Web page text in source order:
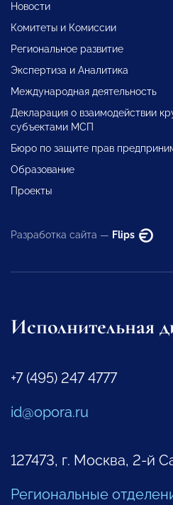
Новости
Комитеты и Комиссии
Региональное развитие
Экспертиза и Аналитика
Международная деятельность
Декларация о взаимодействии
субъектами МСП
Бюро по защите прав
Образование
Проекты
Разработка сайта — Flips
Исполнительная
+7 (495) 247 4777
id@opora.ru
127473, г. Москва, 2-й
Региональные